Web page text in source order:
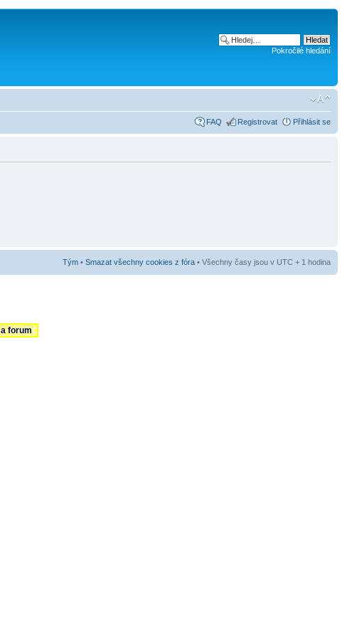
Pokročilé hledání
FAQ Registrovat Přihlásit se
Tým • Smazat všechny cookies z fóra • Všechny časy jsou v UTC + 1 hodina
a forum